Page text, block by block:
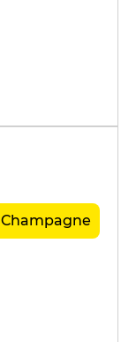
Champagne